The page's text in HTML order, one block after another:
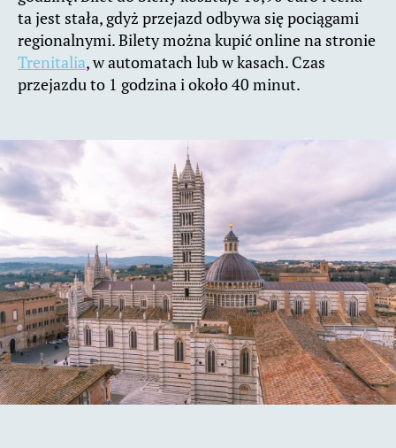
ta jest stała, gdyż przejazd odbywa się pociągami
regionalnymi. Bilety można kupić online na stronie
Trenitalia, w automatach lub w kasach. Czas
przejazdu to 1 godzina i około 40 minut.